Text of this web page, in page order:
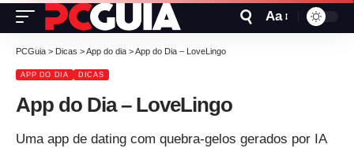
Aa
PCGuia > Dicas >App do dia >App do Dia – LoveLingo
APP DO DIA DICAS
App do Dia – LoveLingo
Uma app de dating com quebra-gelos gerados por IA